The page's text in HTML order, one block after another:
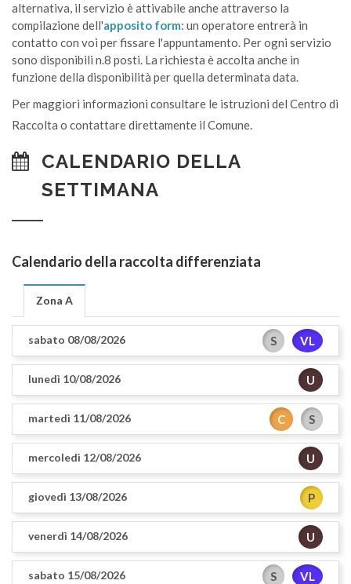
alternativa, il servizio è attivabile anche attraverso la
compilazione dell'apposito form: un operatore entrerà in
contatto con voi per fissare l'appuntamento. Per ogni servizio
sono disponibili n.8 posti. La richiesta è accolta anche in
funzione della disponibilità per quella determinata data.
Per maggiori informazioni consultare le istruzioni del Centro di
Raccolta o contattare direttamente il Comune.
CALENDARIO DELLA
SETTIMANA
Calendario della raccolta differenziata
Zona A
sabato 08/08/2026 S VL
lunedì 10/08/2026 U
martedì 11/08/2026 C S
mercoledì 12/08/2026 U
giovedì 13/08/2026 P
venerdì 14/08/2026 U
sabato 15/08/2026 S VL